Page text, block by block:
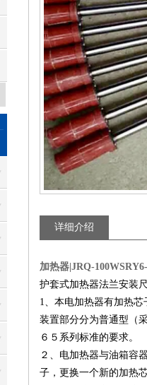
详细介绍
加热器|JRQ-100W
护套式加热器法兰安装
1、本电加热器有加热
装置部分分为普通型（
６５系列标准的要求。
２、电加热器与油箱容
子，更换一个新的加热